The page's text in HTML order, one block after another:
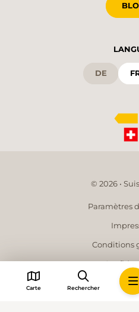
DE
© 2026 •
Paramètres
Conditions
Directives
Carte Rechercher